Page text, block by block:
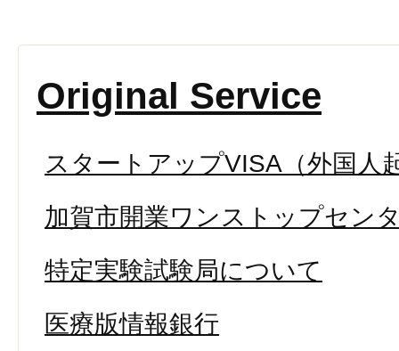
Original Service
スタートアップVISA（外国人
加賀市開業ワンストップセン
特定実験試験局について
医療版情報銀行